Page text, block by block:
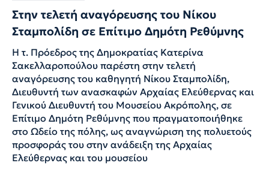
Στην τελετή αναγόρευσης του Νίκου
Σταμπολίδη σε Επίτιμο Δημότη Ρεθύμνης
Η τ. Πρόεδρος της Δημοκρατίας Κατερίνα
Σακελλαροπούλου παρέστη στην τελετή
αναγόρευσης του καθηγητή Νίκου Σταμπολίδη,
Διευθυντή των ανασκαφών Αρχαίας Ελεύθερνας και
Γενικού Διευθυντή του Μουσείου Ακρόπολης, σε
Επίτιμο Δημότη Ρεθύμνης που πραγματοποιήθηκε
στο Ωδείο της πόλης, ως αναγνώριση της πολυετούς
προσφοράς του στην ανάδειξη της Αρχαίας
Ελεύθερνας και του μουσείου